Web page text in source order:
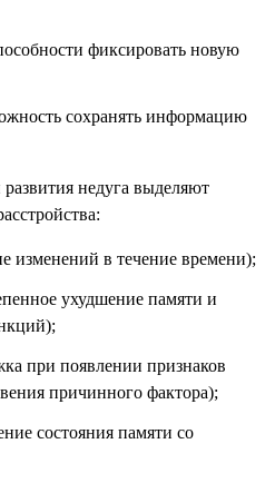
фиксировать новую
сохранять информацию
недуга выделяют
изменений в течение времени);
ухудшение памяти и
при появлении признаков
причинного фактора);
состояния памяти со